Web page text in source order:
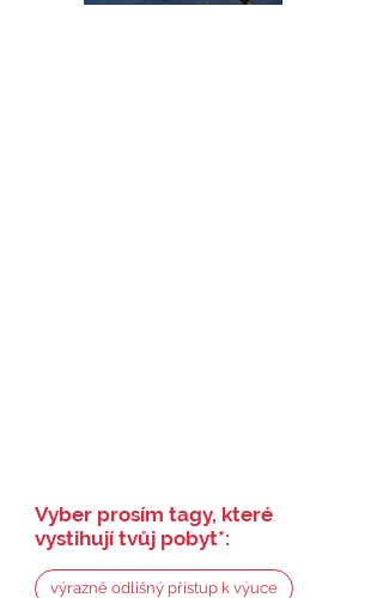
Vyber prosím tagy, které
vystihují tvůj pobyt*:
výrazně odlišný přístup k výuce